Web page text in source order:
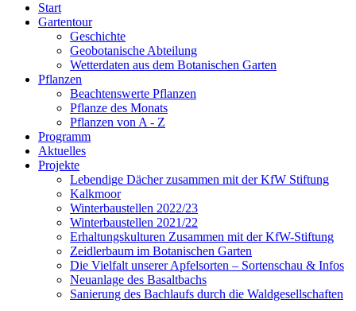
Start
Gartentour
Geschichte
Geobotanische Abteilung
Wetterdaten aus dem Botanischen Garten
Pflanzen
Beachtenswerte Pflanzen
Pflanze des Monats
Pflanzen von A - Z
Programm
Aktuelles
Projekte
Lebendige Dächer zusammen mit der KfW Stiftung
Kalkmoor
Winterbaustellen 2022/23
Winterbaustellen 2021/22
Erhaltungskulturen Zusammen mit der KfW-Stiftung
Zeidlerbaum im Botanischen Garten
Die Vielfalt unserer Apfelsorten – Sortenschau & Infos
Neuanlage des Basaltbachs
Sanierung des Bachlaufs durch die Waldgesellschaften